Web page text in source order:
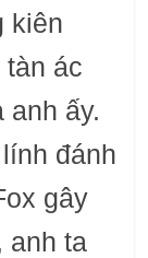
kiên
ác
anh ấy.
đánh
gây
anh ta